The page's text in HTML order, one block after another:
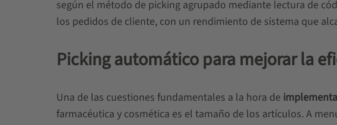
según el método de picking agrupado mediante lectura de
los pedidos de cliente, con un rendimiento de sistema que
Picking automático para mejorar la
Una de las cuestiones fundamentales a la hora de
farmacéutica y cosmética es el tamaño de los artículos. A